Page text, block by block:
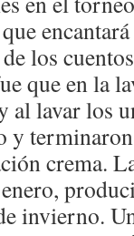
los
que en la
al lavar los
y
crema.
invierno.